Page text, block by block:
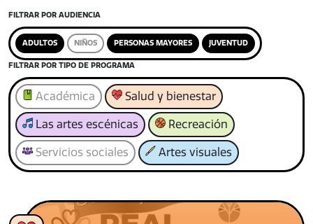
FILTRAR POR AUDIENCIA
ADULTOS NIÑOS PERSONAS MAYORES JUVENTUD
FILTRAR POR TIPO DE PROGRAMA
Académica Salud y bienestar
Las artes escénicas Recreación
Servicios sociales Artes visuales